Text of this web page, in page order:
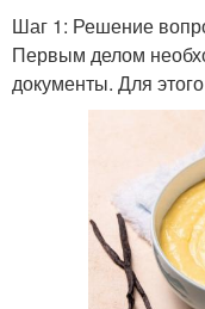
Шаг 1: Решение
Первым делом
документы. Для